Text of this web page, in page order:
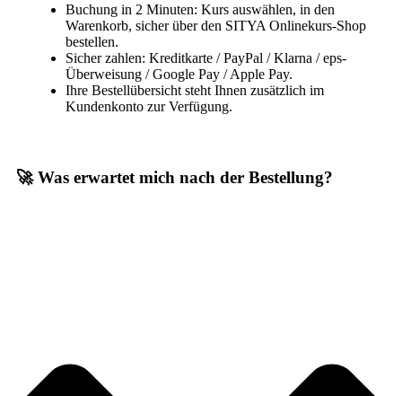
Buchung in 2 Minuten: Kurs auswählen, in den
Warenkorb, sicher über den SITYA Onlinekurs-Shop
bestellen.
Sicher zahlen: Kreditkarte / PayPal / Klarna / eps-
Überweisung / Google Pay / Apple Pay.
Ihre Bestellübersicht steht Ihnen zusätzlich im
Kundenkonto zur Verfügung.
🚀 Was erwartet mich nach der Bestellung?